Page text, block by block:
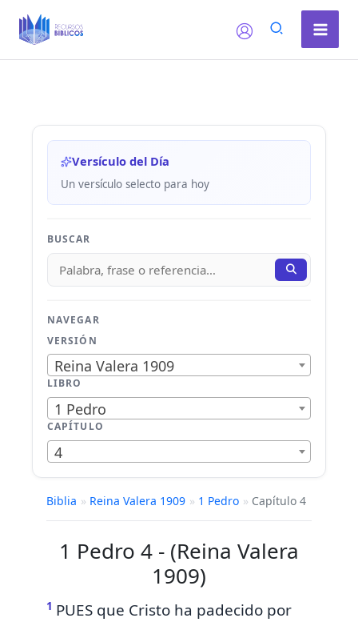
Versículo del Día
Un versículo selecto para hoy
BUSCAR
NAVEGAR
VERSIÓN
Reina Valera 1909
LIBRO
1 Pedro
CAPÍTULO
4
Biblia » Reina Valera 1909 » 1 Pedro » Capítulo 4
1 Pedro 4 - (Reina Valera
1909)
1 PUES que Cristo ha padecido por